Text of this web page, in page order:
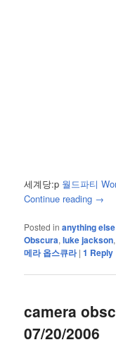
세계당:p 월드파티
Continue reading →
Posted in anything
Obscura,luke jackson
메라 옵스큐라 |1 Reply
camera
07/20/2006